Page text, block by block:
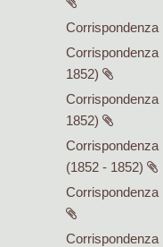
Corrispondenza
Corrispondenza
1852)
Corrispondenza
1852)
Corrispondenza
(1852 - 1852)
Corrispondenza
Corrispondenza